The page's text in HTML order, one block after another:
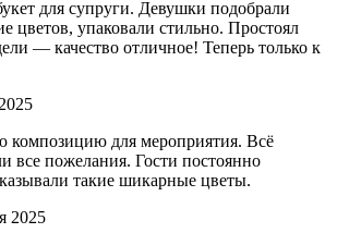
для супруги. Девушки подобрали
цветов, упаковали стильно. Простоял
— качество отличное! Теперь только к
для мероприятия. Всё
все пожелания. Гости постоянно
такие шикарные цветы.
2025